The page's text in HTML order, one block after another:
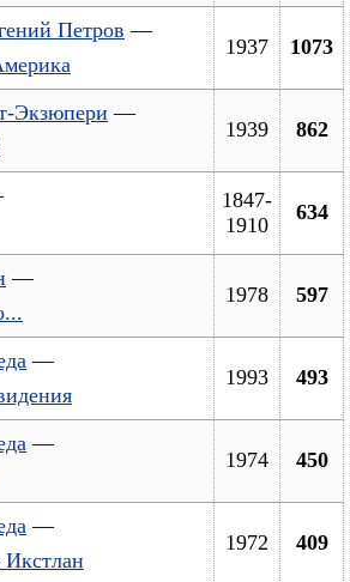
Петров —
1937 1073
Экзюпери —
1939 862
1847-
1910
634
—
1978 597
—
1993 493
—
1974 450
—
1972 409